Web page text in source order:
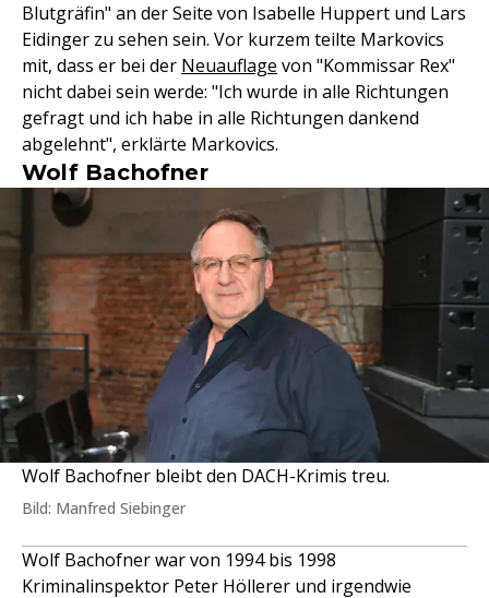
Blutgräfin" an der Seite von Isabelle Huppert und Lars
Eidinger zu sehen sein. Vor kurzem teilte Markovics
mit, dass er bei der Neuauflage von "Kommissar Rex"
nicht dabei sein werde: "Ich wurde in alle Richtungen
gefragt und ich habe in alle Richtungen dankend
abgelehnt", erklärte Markovics.
Wolf Bachofner
Wolf Bachofner bleibt den DACH-Krimis treu.
Bild: Manfred Siebinger
Wolf Bachofner war von 1994 bis 1998
Kriminalinspektor Peter Höllerer und irgendwie